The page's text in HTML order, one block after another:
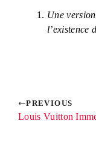
Une
l’existence
PREVIOUS
Louis Vuitton